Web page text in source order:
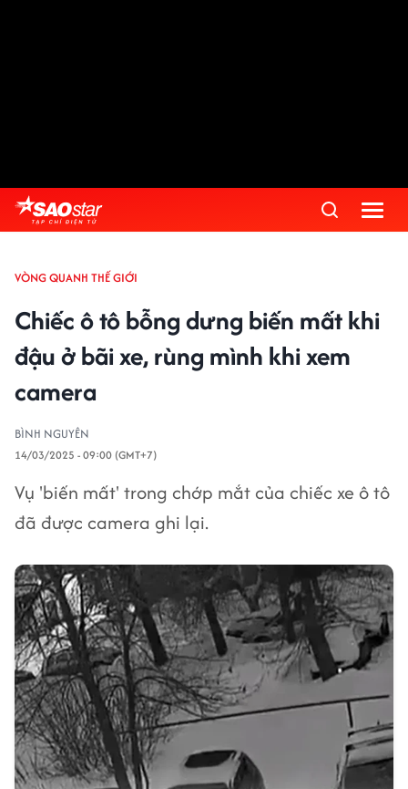
VÒNG QUANH THẾ GIỚI
Chiếc ô tô bỗng dưng biến mất khi
đậu ở bãi xe, rùng mình khi xem
camera
BÌNH NGUYÊN
14/03/2025 - 09:00 (GMT+7)
Vụ 'biến mất' trong chớp mắt của chiếc xe ô tô
đã được camera ghi lại.